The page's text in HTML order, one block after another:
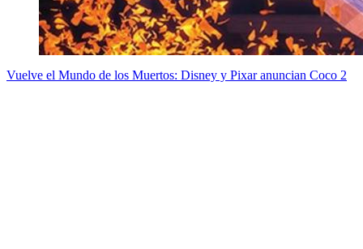
Vuelve el Mundo de los Muertos: Disney y Pixar anuncian Coco 2